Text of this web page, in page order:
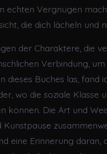
echten Vergnügen
die dich lächeln und
der Charaktere, die
Verbindung,
dieses Buches las, fand
wo die soziale Klasse
können. Die Art und
eine Erinnerung daran,